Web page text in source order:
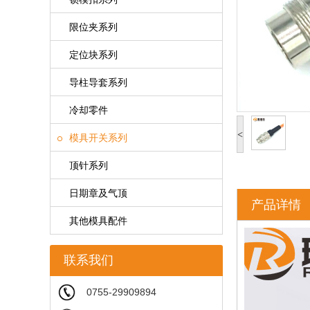
限位夹系列
定位块系列
导柱导套系列
冷却零件
模具开关系列
顶针系列
日期章及气顶
其他模具配件
联系我们
0755-29909894
<
产品详情